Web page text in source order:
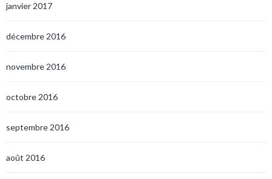
janvier 2017
décembre 2016
novembre 2016
octobre 2016
septembre 2016
août 2016